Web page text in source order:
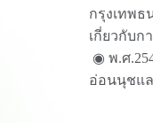
กรุงเทพธ
เกี่ยวกับก
◉ พ.ศ
อ่อนนุชแ